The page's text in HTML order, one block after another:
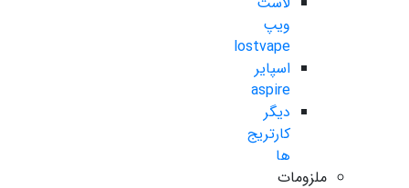
ویپ
lostvape
اسپایر
aspire
دیگر
کارتریج
ها
ملزومات